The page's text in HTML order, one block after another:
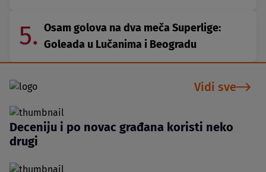
5. Osam golova na dva meča Superlige:
Goleada u Lučanima i Beogradu
Vidi sve
Deceniju i po novac građana koristi neko
drugi